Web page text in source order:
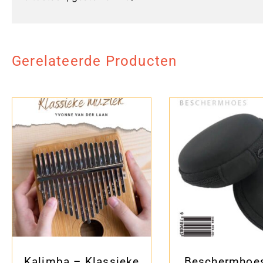
Gerelateerde Producten